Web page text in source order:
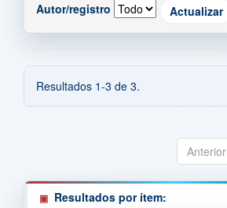
Autor/registro
Resultados 1-3 de 3.
Anterior
Resultados por ítem: